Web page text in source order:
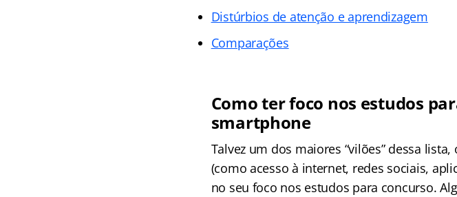
Distúrbios de atenção e aprendizagem
Comparações
Como ter foco nos estudos
smartphone
Talvez um dos maiores “vilões” dessa
(como acesso à internet, redes sociais,
no seu foco nos estudos para concurso.